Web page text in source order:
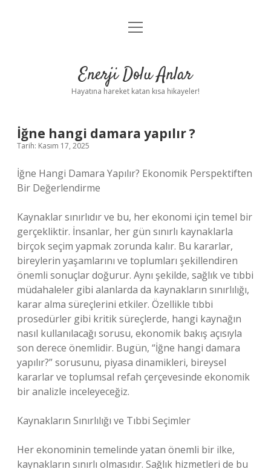
Anasayfa
Yasal Uyarı
menüyü
Enerji Dolu Anlar
Hayatına hareket katan kısa hikayeler!
İğne hangi damara yapılır ?
Tarih: Kasım 17, 2025
İğne Hangi Damara Yapılır? Ekonomik Perspektiften
Bir Değerlendirme
Kaynaklar sınırlıdır ve bu, her ekonomi için temel bir
gerçekliktir. İnsanlar, her gün sınırlı kaynaklarla
birçok seçim yapmak zorunda kalır. Bu kararlar,
bireylerin yaşamlarını ve toplumları şekillendiren
önemli sonuçlar doğurur. Aynı şekilde, sağlık ve tıbbi
müdahaleler gibi alanlarda da kaynakların sınırlılığı,
karar alma süreçlerini etkiler. Özellikle tıbbi
prosedürler gibi kritik süreçlerde, hangi kaynağın
nasıl kullanılacağı sorusu, ekonomik bakış açısıyla
son derece önemlidir. Bugün, “İğne hangi damara
yapılır?” sorusunu, piyasa dinamikleri, bireysel
kararlar ve toplumsal refah çerçevesinde ekonomik
bir analizle inceleyeceğiz.
Kaynakların Sınırlılığı ve Tıbbi Seçimler
Her ekonominin temelinde yatan önemli bir ilke,
kaynakların sınırlı olmasıdır. Sağlık hizmetleri de bu